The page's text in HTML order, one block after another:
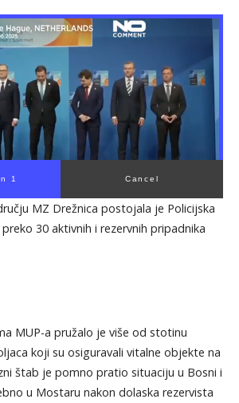
MZ Drežnica postojala je Policijska
30 aktivnih i rezervnih pripadnika
MUP-a pružalo je više od stotinu
koji su osiguravali vitalne objekte na
štab je pomno pratio situaciju u Bosni i
u Mostaru nakon dolaska rezervista